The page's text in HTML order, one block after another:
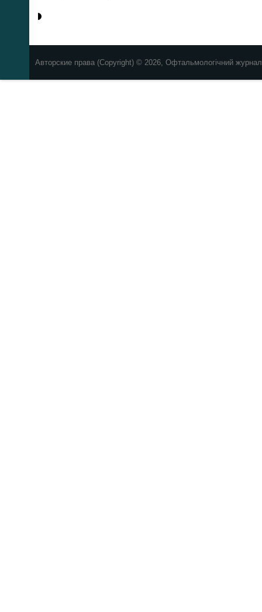
Авторские права (Copyright) © 2026, Офтальмологічний